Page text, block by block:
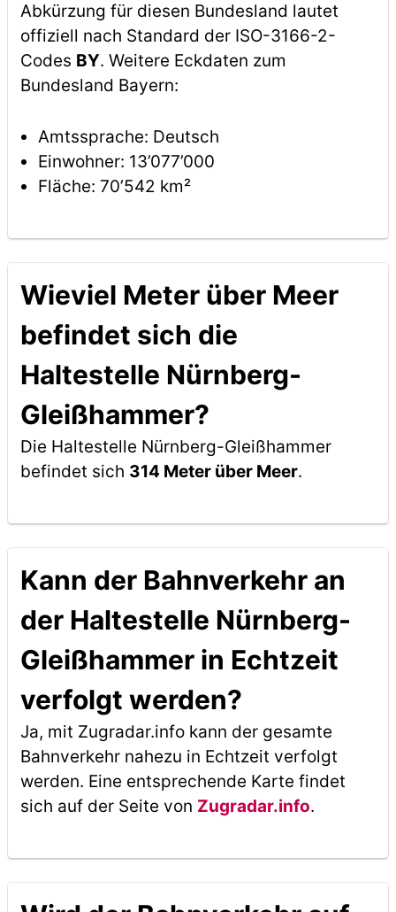
Abkürzung für diesen Bundesland lautet
offiziell nach Standard der ISO-3166-2-
Codes BY. Weitere Eckdaten zum
Bundesland Bayern:
Amtssprache: Deutsch
Einwohner: 13’077’000
Fläche: 70’542 km²
Wieviel Meter über Meer
befindet sich die
Haltestelle Nürnberg-
Gleißhammer?
Die Haltestelle Nürnberg-Gleißhammer
befindet sich 314 Meter über Meer.
Kann der Bahnverkehr an
der Haltestelle Nürnberg-
Gleißhammer in Echtzeit
verfolgt werden?
Ja, mit Zugradar.info kann der gesamte
Bahnverkehr nahezu in Echtzeit verfolgt
werden. Eine entsprechende Karte findet
sich auf der Seite von Zugradar.info.